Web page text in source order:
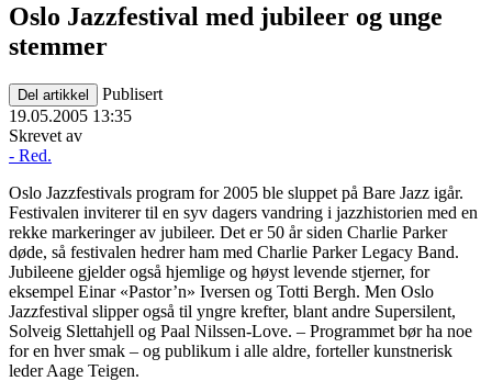
Oslo Jazzfestival med jubileer og unge
stemmer
Del artikkel
Publisert
19.05.2005 13:35
Skrevet av
- Red.
Oslo Jazzfestivals program for 2005 ble sluppet på Bare Jazz igår.
Festivalen inviterer til en syv dagers vandring i jazzhistorien med en
rekke markeringer av jubileer. Det er 50 år siden Charlie Parker
døde, så festivalen hedrer ham med Charlie Parker Legacy Band.
Jubileene gjelder også hjemlige og høyst levende stjerner, for
eksempel Einar «Pastor’n» Iversen og Totti Bergh. Men Oslo
Jazzfestival slipper også til yngre krefter, blant andre Supersilent,
Solveig Slettahjell og Paal Nilssen-Love. – Programmet bør ha noe
for en hver smak – og publikum i alle aldre, forteller kunstnerisk
leder Aage Teigen.